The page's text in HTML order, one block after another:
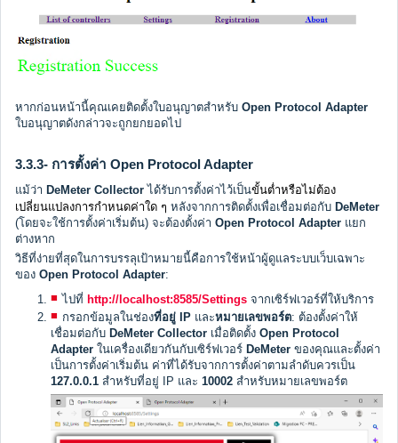
หากก่อนหน้านี้คุณเคยติดตั้งใบอนุญาตสำหรับ Open Protocol Adapter
ใบอนุญาตดังกล่าวจะถูกยกยอดไป
3.3.3- การตั้งค่า Open Protocol Adapter
แม้ว่า DeMeter Collector ได้รับการตั้งค่าไว้เป็นขั้นต่ำหรือไม่ต้อง
เปลี่ยนแปลงการกำหนดค่าใด ๆ หลังจากการติดตั้งเพื่อเชื่อมต่อกับ DeMeter
(โดยจะใช้การตั้งค่าเริ่มต้น) จะต้องตั้งค่า Open Protocol Adapter แยก
ต่างหาก
วิธีที่ง่ายที่สุดในการบรรลุเป้าหมายนี้คือการใช้หน้าผู้ดูแลระบบเว็บเฉพาะ
ของ Open Protocol Adapter:
ไปที่ http://localhost:8585/Settings จากเซิร์ฟเวอร์ที่ให้บริการ
กรอกข้อมูลในช่องที่อยู่ IP และหมายเลขพอร์ต: ต้องตั้งค่าให้
เชื่อมต่อกับ DeMeter Collector เมื่อติดตั้ง Open Protocol
Adapter ในเครื่องเดียวกันกับเซิร์ฟเวอร์ DeMeter ของคุณและตั้งค่า
เป็นการตั้งค่าเริ่มต้น ค่าที่ได้รับจากการตั้งค่าตามลำดับควรเป็น
127.0.0.1 สำหรับที่อยู่ IP และ 10002 สำหรับหมายเลขพอร์ต